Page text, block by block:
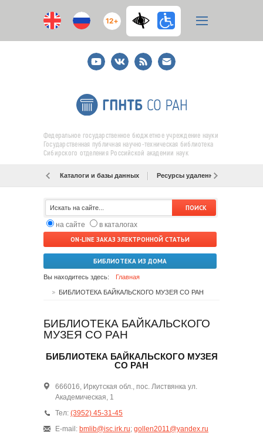
12+
YoutubeВКонтакте
RSS
E-
mail
подписка
Федеральное государственное бюджетное учреждение науки
Государственная публичная научно-техническая библиотека
Сибирского отделения Российской академии наук
Каталоги и базы данных Ресурсы удаленного доступа
на сайте
в каталогах
ON-LINE ЗАКАЗ ЭЛЕКТРОННОЙ СТАТЬИ
БИБЛИОТЕКА ИЗ ДОМА
Вы находитесь здесь: Главная
БИБЛИОТЕКА БАЙКАЛЬСКОГО МУЗЕЯ СО РАН
БИБЛИОТЕКА БАЙКАЛЬСКОГО
МУЗЕЯ СО РАН
БИБЛИОТЕКА БАЙКАЛЬСКОГО МУЗЕЯ
СО РАН
666016, Иркутская обл., пос. Листвянка ул.
Академическая, 1
Тел: (3952) 45-31-45
E-mail: bmlib@isc.irk.ru; gollen2011@yandex.ru